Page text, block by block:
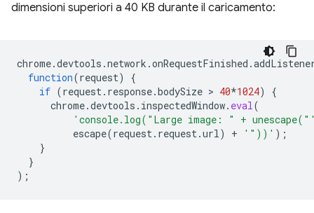
dimensioni superiori a 40 KB durante il caricamento:
chrome.devtools .network .onRequestFinished .
function(request)
{
if (request. response.bodySize > 40*1024)
{
chrome.devtools . inspectedWindow. eval(
'console.log("Large image: " +
escape(request. request.url) + '"))' );
}
}
);